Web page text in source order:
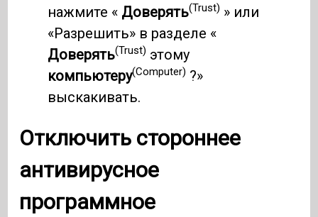
нажмите « Доверять(Trust) » или
«Разрешить» в разделе «
Доверять(Trust) этому
компьютеру(Computer) ?»
выскакивать.
Отключить стороннее
антивирусное
программное